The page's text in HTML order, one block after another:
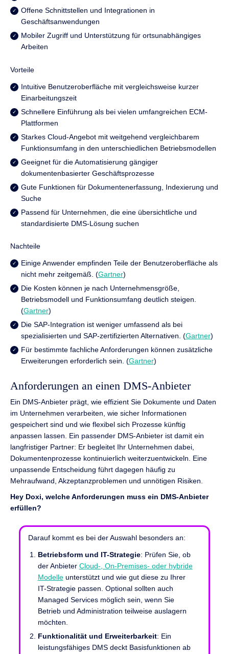
Offene Schnittstellen und Integrationen in
Geschäftsanwendungen
Mobiler Zugriff und Unterstützung für ortsunabhängiges
Arbeiten
Vorteile
Intuitive Benutzeroberfläche mit vergleichsweise kurzer
Einarbeitungszeit
Schnellere Einführung als bei vielen umfangreichen ECM-
Plattformen
Starkes Cloud-Angebot mit weitgehend vergleichbarem
Funktionsumfang in den unterschiedlichen Betriebsmodellen
Geeignet für die Automatisierung gängiger
dokumentenbasierter Geschäftsprozesse
Gute Funktionen für Dokumentenerfassung, Indexierung und
Suche
Passend für Unternehmen, die eine übersichtliche und
standardisierte DMS-Lösung suchen
Nachteile
Einige Anwender empfinden Teile der Benutzeroberfläche als
nicht mehr zeitgemäß. (Gartner)
Die Kosten können je nach Unternehmensgröße,
Betriebsmodell und Funktionsumfang deutlich steigen.
(Gartner)
Die SAP-Integration ist weniger umfassend als bei
spezialisierten und SAP-zertifizierten Alternativen. (Gartner)
Für bestimmte fachliche Anforderungen können zusätzliche
Erweiterungen erforderlich sein. (Gartner)
Anforderungen an einen DMS-Anbieter
Ein DMS-Anbieter prägt, wie effizient Sie Dokumente und Daten
im Unternehmen verarbeiten, wie sicher Informationen
gespeichert sind und wie flexibel sich Prozesse künftig
anpassen lassen. Ein passender DMS-Anbieter ist damit ein
langfristiger Partner: Er begleitet Ihr Unternehmen dabei,
Dokumentenprozesse kontinuierlich weiterzuentwickeln. Eine
unpassende Entscheidung führt dagegen häufig zu
Mehraufwand, Akzeptanzproblemen und unnötigen Risiken.
Hey Doxi, welche Anforderungen muss ein DMS-Anbieter
erfüllen?
Darauf kommt es bei der Auswahl besonders an:
Betriebsform und IT-Strategie: Prüfen Sie, ob
der Anbieter Cloud-, On-Premises- oder hybride
Modelleunterstützt und wie gut diese zu Ihrer
IT-Strategie passen. Optional sollten auch
Managed Services möglich sein, wenn Sie
Betrieb und Administration teilweise auslagern
möchten.
Funktionalität und Erweiterbarkeit: Ein
leistungsfähiges DMS deckt Basisfunktionen ab